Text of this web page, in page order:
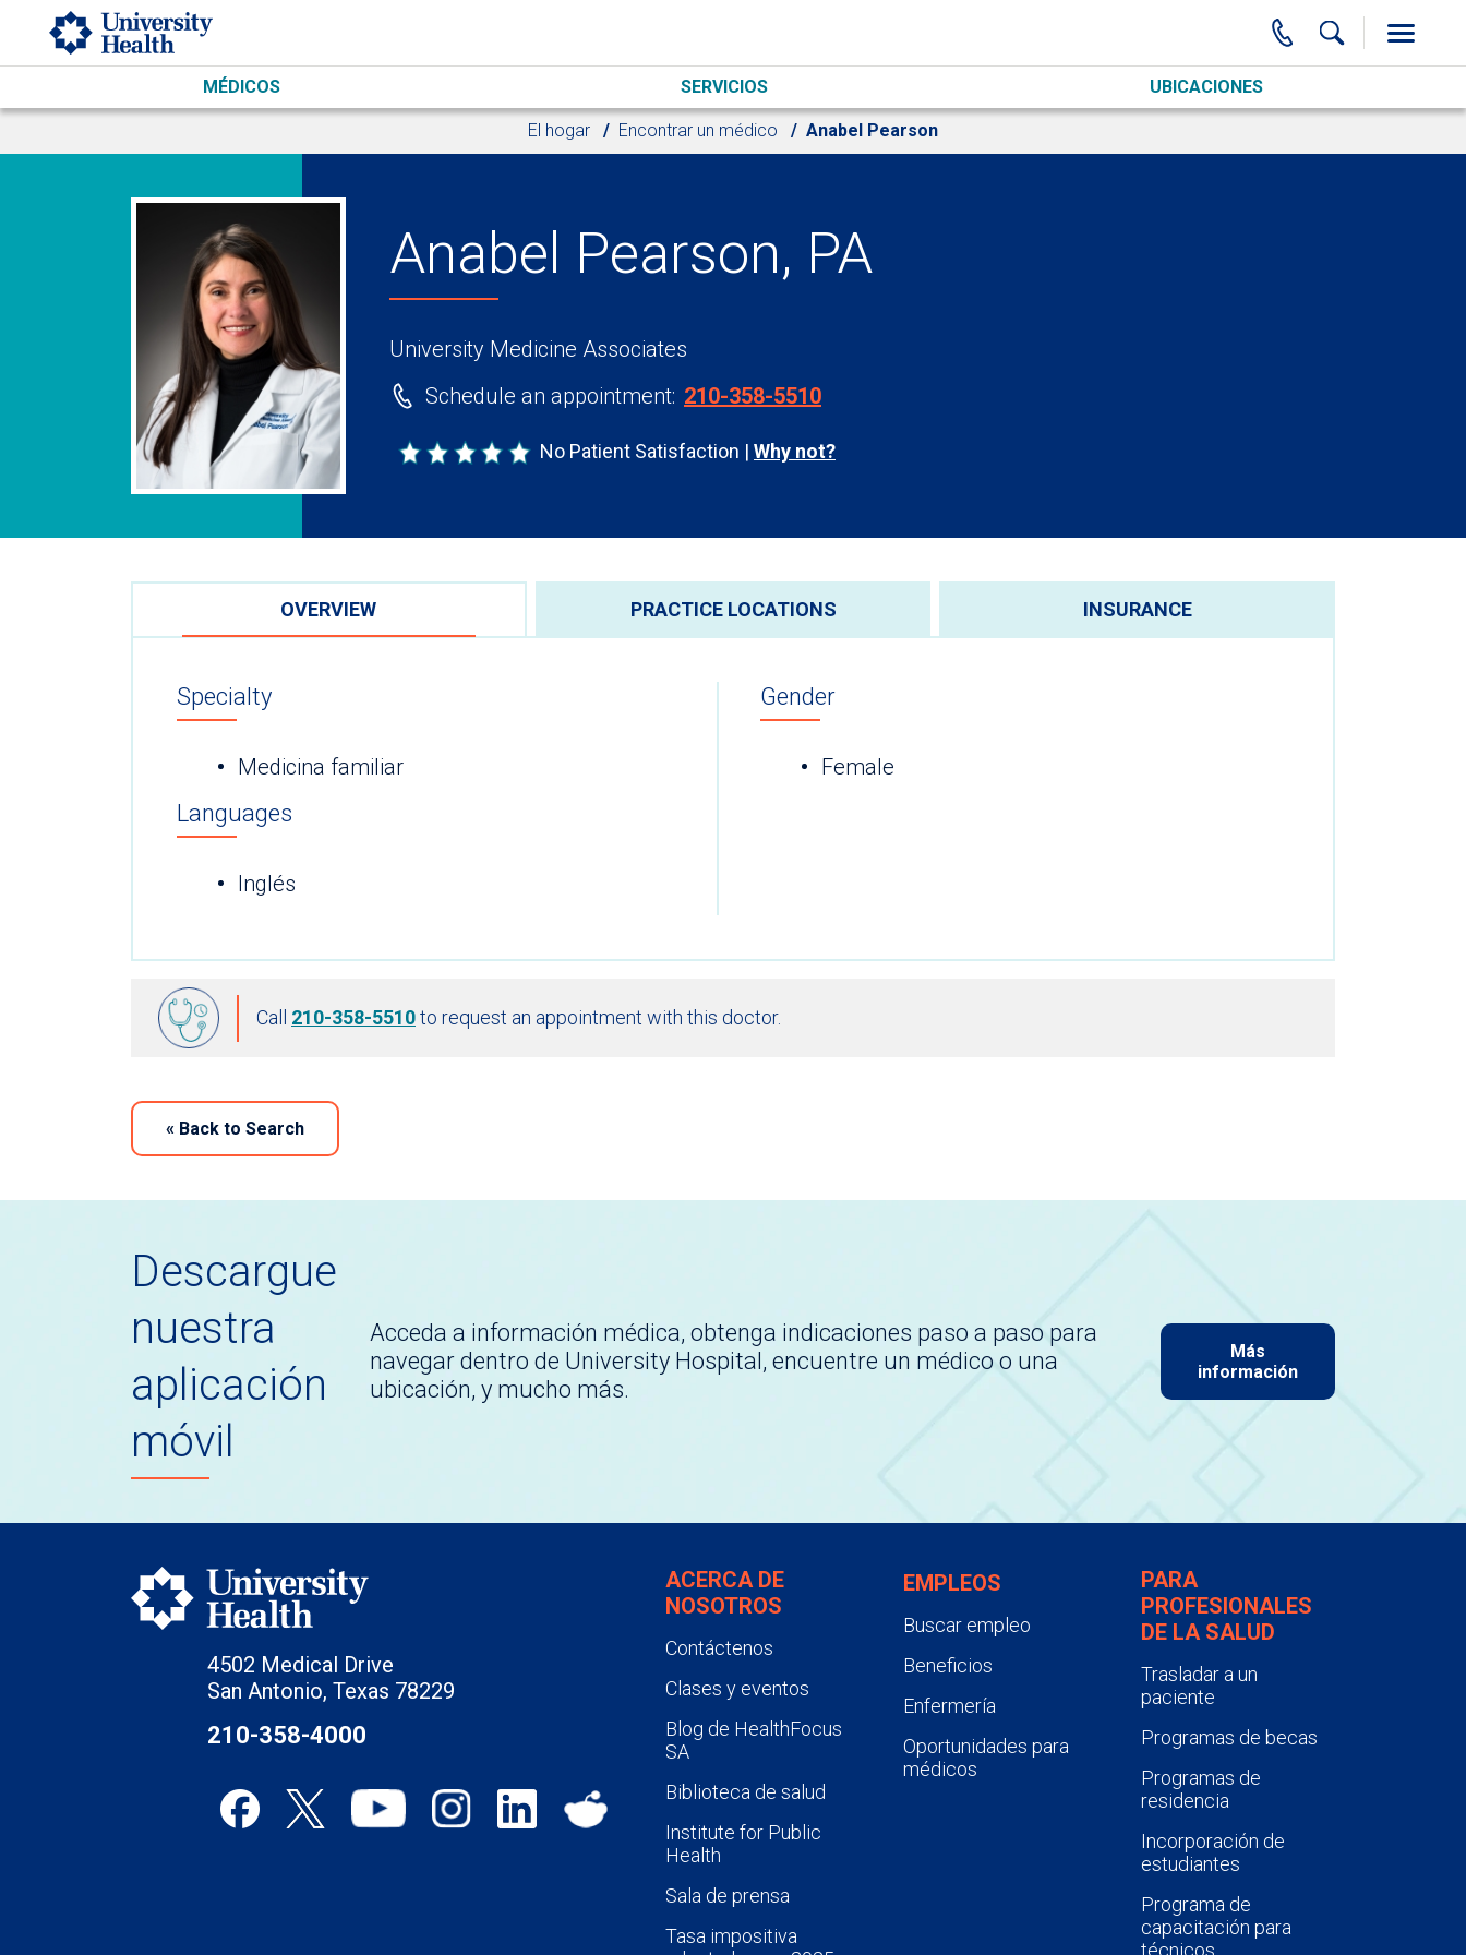
Skip to main content
MÉDICOS SERVICIOS UBICACIONES
El hogar Encontrar un médico Anabel Pearson
Anabel Pearson, PA
University Medicine Associates
Schedule an appointment: 210-358-5510
No Patient Satisfaction Why not?
OVERVIEW PRACTICE LOCATIONS INSURANCE
Specialty
Medicina familiar
Languages
Inglés
Gender
Female
Call 210-358-5510to request an appointment with this doctor.
« Back to Search
Descargue
nuestra
aplicación
móvil
Acceda a información médica, obtenga indicaciones paso a paso para
navegar dentro de University Hospital, encuentre un médico o una
ubicación, y mucho más.
Más
información
4502 Medical Drive
San Antonio, Texas 78229
210-358-4000
ACERCA DE
NOSOTROS
Contáctenos
Clases y eventos
Blog de HealthFocus
SA
Biblioteca de salud
Institute for Public
Health
Sala de prensa
Tasa impositiva
EMPLEOS
Buscar empleo
Beneficios
Enfermería
Oportunidades para
médicos
PARA
PROFESIONALES
DE LA SALUD
Trasladar a un
paciente
Programas de becas
Programas de
residencia
Incorporación de
estudiantes
Programa de
capacitación para